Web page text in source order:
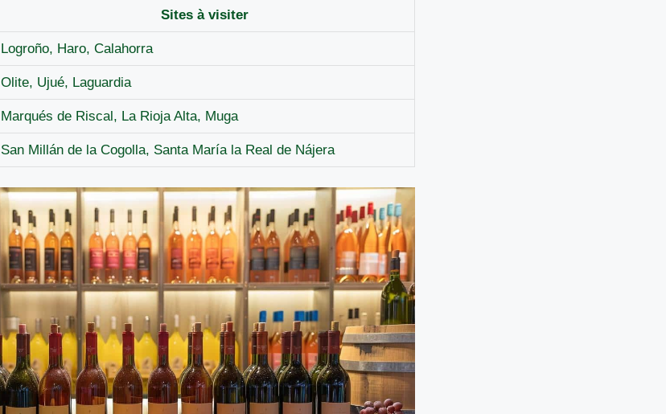
Sites à visiter
Logroño, Haro, Calahorra
Olite, Ujué, Laguardia
Marqués de Riscal, La Rioja Alta, Muga
San Millán de la Cogolla, Santa María la Real de Nájera